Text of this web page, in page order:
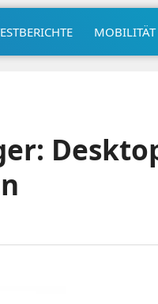
MOBILITÄT